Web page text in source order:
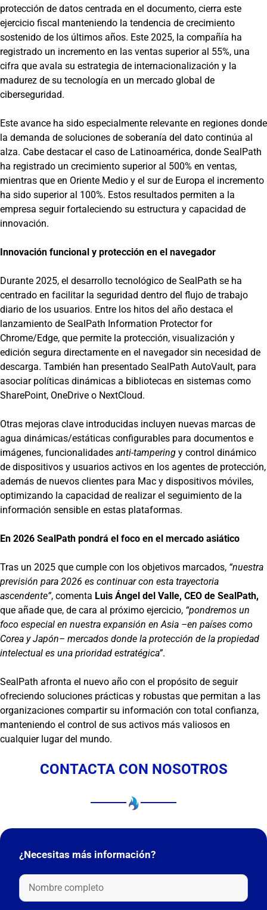
protección de datos centrada en el documento, cierra este
ejercicio fiscal manteniendo la tendencia de crecimiento
sostenido de los últimos años. Este 2025, la compañía ha
registrado un incremento en las ventas superior al 55%, una
cifra que avala su estrategia de internacionalización y la
madurez de su tecnología en un mercado global de
ciberseguridad.
Este avance ha sido especialmente relevante en regiones donde
la demanda de soluciones de soberanía del dato continúa al
alza. Cabe destacar el caso de Latinoamérica, donde SealPath
ha registrado un crecimiento superior al 500% en ventas,
mientras que en Oriente Medio y el sur de Europa el incremento
ha sido superior al 100%. Estos resultados permiten a la
empresa seguir fortaleciendo su estructura y capacidad de
innovación.
Innovación funcional y protección en el navegador
Durante 2025, el desarrollo tecnológico de SealPath se ha
centrado en facilitar la seguridad dentro del flujo de trabajo
diario de los usuarios. Entre los hitos del año destaca el
lanzamiento de SealPath Information Protector for
Chrome/Edge, que permite la protección, visualización y
edición segura directamente en el navegador sin necesidad de
descarga. También han presentado SealPath AutoVault, para
asociar políticas dinámicas a bibliotecas en sistemas como
SharePoint, OneDrive o NextCloud.
Otras mejoras clave introducidas incluyen nuevas marcas de
agua dinámicas/estáticas configurables para documentos e
imágenes, funcionalidades anti-tampering y control dinámico
de dispositivos y usuarios activos en los agentes de protección,
además de nuevos clientes para Mac y dispositivos móviles,
optimizando la capacidad de realizar el seguimiento de la
información sensible en estas plataformas.
En 2026 SealPath pondrá el foco en el mercado asiático
Tras un 2025 que cumple con los objetivos marcados, “nuestra
previsión para 2026 es continuar con esta trayectoria
ascendente”, comenta Luis Ángel del Valle, CEO de SealPath,
que añade que, de cara al próximo ejercicio, “pondremos un
foco especial en nuestra expansión en Asia –en países como
Corea y Japón– mercados donde la protección de la propiedad
intelectual es una prioridad estratégica”.
SealPath afronta el nuevo año con el propósito de seguir
ofreciendo soluciones prácticas y robustas que permitan a las
organizaciones compartir su información con total confianza,
manteniendo el control de sus activos más valiosos en
cualquier lugar del mundo.
CONTACTA CON NOSOTROS
¿Necesitas más información?